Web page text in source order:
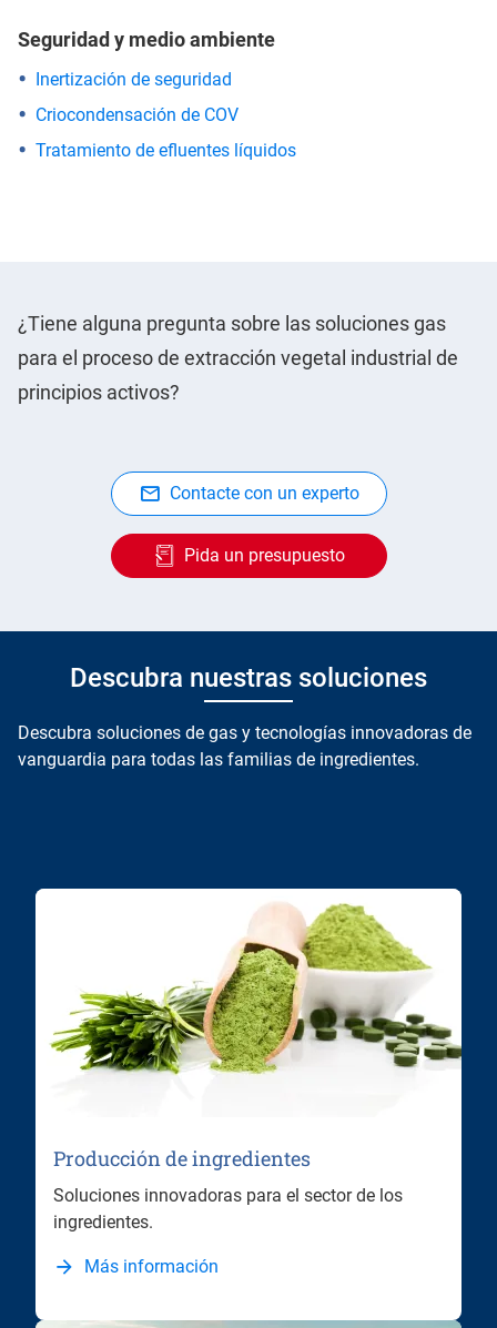
Seguridad y medio ambiente
Inertización de seguridad
Criocondensación de COV
Tratamiento de efluentes líquidos
¿Tiene alguna pregunta sobre las soluciones gas
para el proceso de extracción vegetal industrial de
principios activos?
Contacte con un experto
Pida un presupuesto
Descubra nuestras soluciones
Descubra soluciones de gas y tecnologías innovadoras de
vanguardia para todas las familias de ingredientes.
Producción de ingredientes
Soluciones innovadoras para el sector de los
ingredientes.
Más información